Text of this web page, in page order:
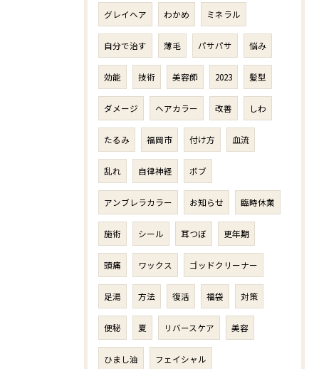
グレイヘア わかめ ミネラル
自分で治す 薄毛 パサパサ 悩み
効能 技術 美容師 2023 髪型
ダメージ ヘアカラー 改善 しわ
たるみ 福岡市 付け方 血流
乱れ 自律神経 ボブ
アンブレラカラー お知らせ 臨時休業
施術 シール 耳つぼ 更年期
頭痛 ワックス ゴッドクリーナー
足湯 方法 復活 福袋 対策
便秘 夏 リバースケア 美容
ひまし油 フェイシャル